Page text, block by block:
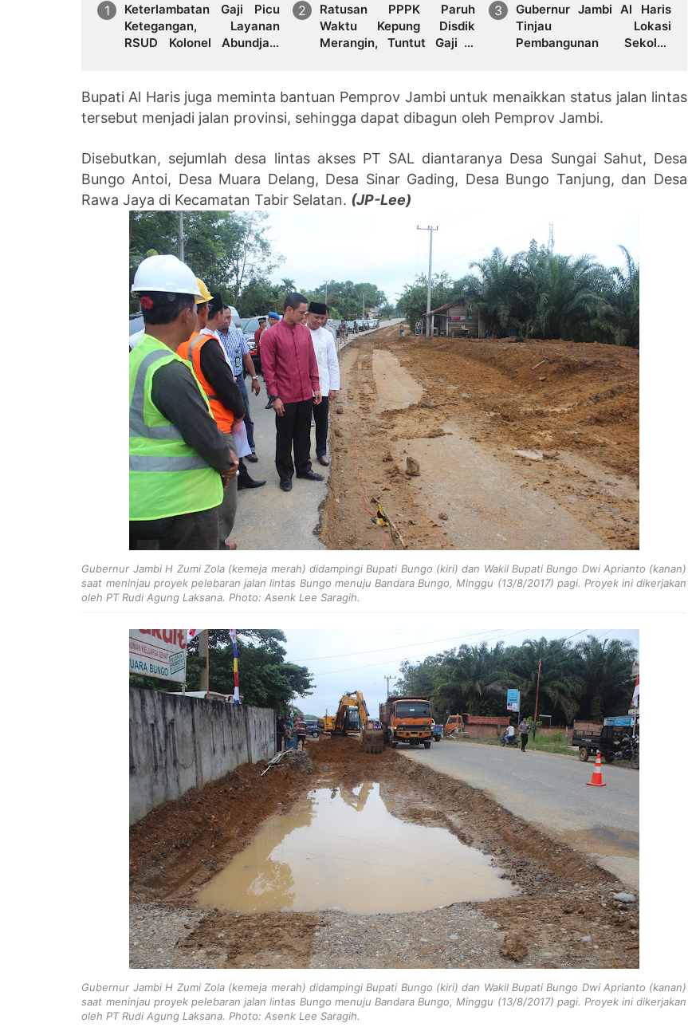
Keterlambatan Gaji Picu
Ketegangan, Layanan
RSUD Kolonel Abundjani
Ratusan PPPK Paruh
Waktu Kepung Disdik
Merangin, Tuntut Gaji 4
Gubernur Jambi Al Haris
Tinjau Lokasi
Pembangunan Sekolah
Green City
Bupati Al Haris juga meminta bantuan Pemprov Jambi untuk menaikkan status jalan lintas
tersebut menjadi jalan provinsi, sehingga dapat dibagun oleh Pemprov Jambi.
Disebutkan, sejumlah desa lintas akses PT SAL diantaranya Desa Sungai Sahut, Desa
Bungo Antoi, Desa Muara Delang, Desa Sinar Gading, Desa Bungo Tanjung, dan Desa
Rawa Jaya di Kecamatan Tabir Selatan. (JP-Lee)
Gubernur Jambi H Zumi Zola (kemeja merah) didampingi Bupati Bungo (kiri) dan Wakil Bupati Bungo Dwi Aprianto (kanan)
saat meninjau proyek pelebaran jalan lintas Bungo menuju Bandara Bungo, Minggu (13/8/2017) pagi. Proyek ini dikerjakan
oleh PT Rudi Agung Laksana. Photo: Asenk Lee Saragih.
Gubernur Jambi H Zumi Zola (kemeja merah) didampingi Bupati Bungo (kiri) dan Wakil Bupati Bungo Dwi Aprianto (kanan)
saat meninjau proyek pelebaran jalan lintas Bungo menuju Bandara Bungo, Minggu (13/8/2017) pagi. Proyek ini dikerjakan
oleh PT Rudi Agung Laksana. Photo: Asenk Lee Saragih.